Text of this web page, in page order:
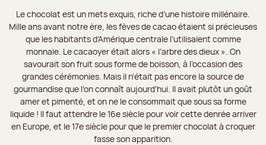
Le chocolat est un mets exquis, riche d’une histoire millénaire.
Mille ans avant notre ère, les fèves de cacao étaient si précieuses
que les habitants d’Amérique centrale l’utilisaient comme
monnaie. Le cacaoyer était alors « l’arbre des dieux ». On
savourait son fruit sous forme de boisson, à l’occasion des
grandes cérémonies. Mais il n’était pas encore la source de
gourmandise que l’on connaît aujourd’hui. Il avait plutôt un goût
amer et pimenté, et on ne le consommait que sous sa forme
liquide ! Il faut attendre le 16e siècle pour voir cette denrée arriver
en Europe, et le 17e siècle pour que le premier chocolat à croquer
fasse son apparition.